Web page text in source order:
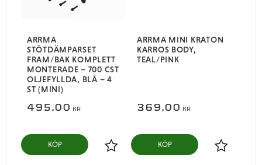
ARRMA
STÖTDÄMPARSET
FRAM/BAK KOMPLETT
MONTERADE – 700 CST
OLJEFYLLDA, BLÅ – 4
ST (MINI)
495,00 KR
Lägg till i favoriter
KÖP
ARRMA MINI KRATON
KARROS BODY,
TEAL/PINK
369,00 KR
Lägg till i
KÖP